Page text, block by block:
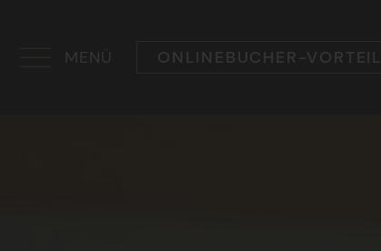
MENÜ ONLINEBUCHER-VORTEIL